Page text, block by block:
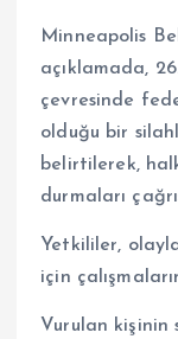
Minneapolis
açıklamada,
çevresinde
olduğu bir
belirtilerek,
durmaları
Yetkililer,
için
Vurulan kişinin